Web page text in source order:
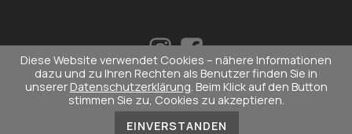
© Copyright 2026 • die zahnerie® • Zahnärzte in
Kaltental •••Impressum•Datenschutz
Diese Website verwendet Cookies – nähere Informationen
dazu und zu Ihren Rechten als Benutzer finden Sie in
unserer Datenschutzerklärung. Beim Klick auf den Button
stimmen Sie zu, Cookies zu akzeptieren.
EINVERSTANDEN